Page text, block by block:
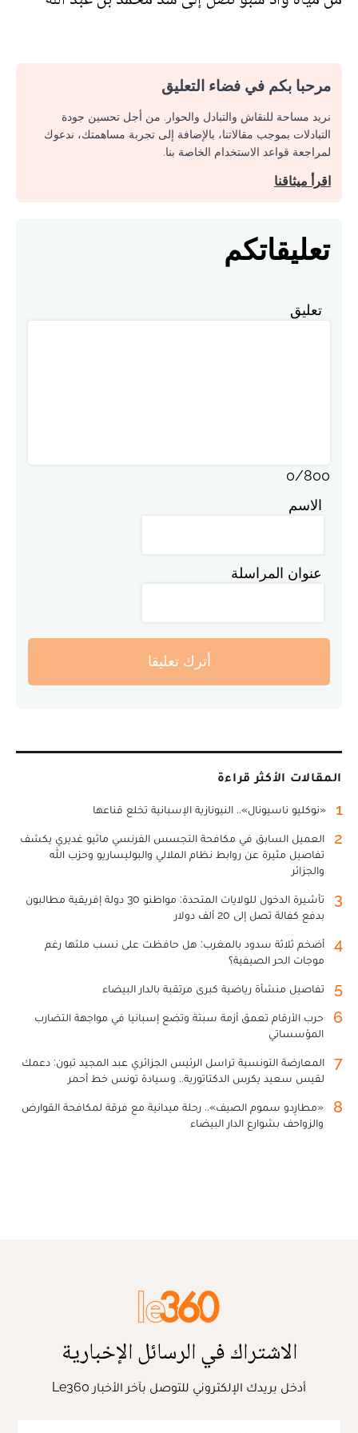
مرحبا بكم في فضاء التعليق
نريد مساحة للنقاش والتبادل والحوار. من أجل تحسين جودة
التبادلات بموجب مقالاتنا، بالإضافة إلى تجربة مساهمتك، ندعوك
لمراجعة قواعد الاستخدام الخاصة بنا.
اقرأ ميثاقنا
تعليقاتكم
تعليق
0/800
الاسم
عنوان المراسلة
أترك تعليقا
المقالات الأكثر قراءة
1 «نوكليو ناسيونال».. النيونازية الإسبانية تخلع قناعها
2
العميل السابق في مكافحة التجسس الفرنسي ماثيو غديري يكشف
تفاصيل مثيرة عن روابط نظام الملالي والبوليساريو وحزب الله
والجزائر
3
تأشيرة الدخول للولايات المتحدة: مواطنو 30 دولة إفريقية مطالبون
بدفع كفالة تصل إلى 20 ألف دولار
4
أضخم ثلاثة سدود بالمغرب: هل حافظت على نسب ملئها رغم
موجات الحر الصيفية؟
5 تفاصيل منشأة رياضية كبرى مرتقبة بالدار البيضاء
6
حرب الأرقام تعمق أزمة سبتة وتضع إسبانيا في مواجهة التضارب
المؤسساتي
7
المعارضة التونسية تراسل الرئيس الجزائري عبد المجيد تبون: دعمك
لقيس سعيد يكرس الدكتاتورية.. وسيادة تونس خط أحمر
8
«مطارِدو سموم الصيف».. رحلة ميدانية مع فرقة لمكافحة القوارض
والزواحف بشوارع الدار البيضاء
الاشتراك في الرسائل الإخبارية
أدخل بريدك الإلكتروني للتوصل بآخر الأخبار Le360